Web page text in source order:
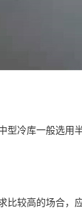
型冷库一般选用
比较高的场合，